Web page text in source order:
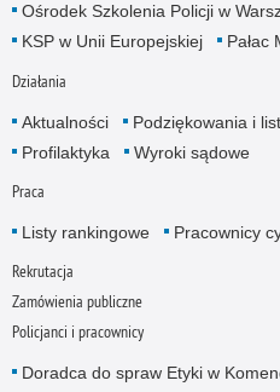
Ośrodek Szkolenia Policji w
KSP w Unii Europejskiej
Pałac
Działania
Aktualności Podziękowania i
Profilaktyka
Wyroki sądowe
Praca
Listy rankingowe Pracownicy
Rekrutacja
Zamówienia publiczne
Policjanci i pracownicy
Doradca do spraw Etyki w